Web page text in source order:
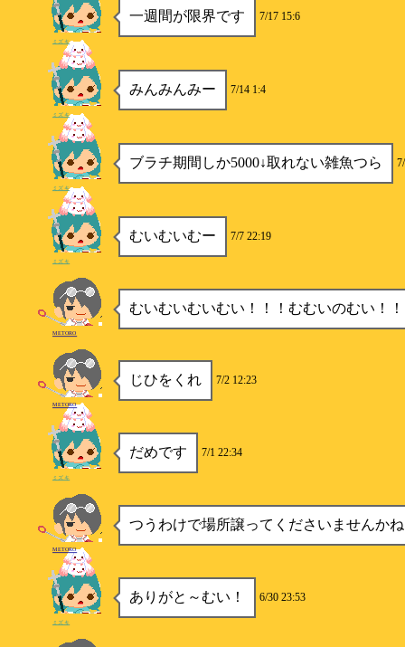
一週間が限界です 7/17 15:6
ミズキ
みんみんみー 7/14 1:4
ミズキ
ブラチ期間しか5000↓取れない雑魚つら
ミズキ
むいむいむー 7/7 22:19
ミズキ
むいむいむいむい！！！むむいのむい！！
METORO
じひをくれ 7/2 12:23
METORO
だめです 7/1 22:34
ミズキ
つうわけで場所譲ってくださいませんかね
METORO
ありがと～むい！ 6/30 23:53
ミズキ